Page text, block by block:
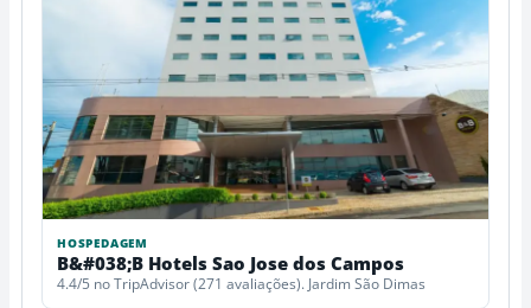
HOSPEDAGEM
B&#038;B Hotels Sao Jose dos Campos
4.4/5 no TripAdvisor (271 avaliações). Jardim São Dimas